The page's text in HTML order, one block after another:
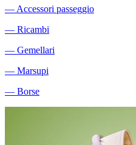
― Accessori passeggio
― Ricambi
― Gemellari
― Marsupi
― Borse